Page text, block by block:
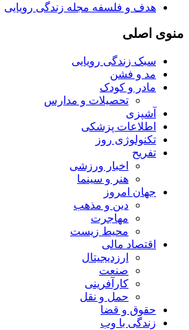
هدف و فلسفه مجله زندگی رویایی
منوی اصلی
سبک زندگی رویایی
مد و فشن
مادر و کودک
تحصیلات و مدارس
آشپزی
اطلاعات پزشکی
تکنولوژی روز
تفریح
اخبار ورزشی
هنر و سینما
جهان امروز
دین و مذهب
مهاجرت
محیط زیست
اقتصاد مالی
ارزدیجیتال
صنعت
کارآفرینی
حمل و نقل
حقوق و قضا
زندگی با وب